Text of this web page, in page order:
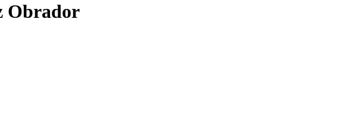
Obrador